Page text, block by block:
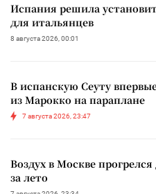
Испания решила
для итальянцев
8 августа 2026, 00:01
В испанскую Сеуту
из Марокко на параплане
7 августа 2026, 23:47
Воздух в Москве
за лето